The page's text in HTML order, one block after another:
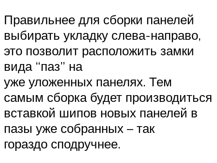
Правильнее для сборки панелей
выбирать укладку слева-направо,
это позволит расположить замки
вида “паз” на
уже уложенных панелях. Тем
самым сборка будет производиться
вставкой шипов новых панелей в
пазы уже собранных – так
гораздо сподручнее.